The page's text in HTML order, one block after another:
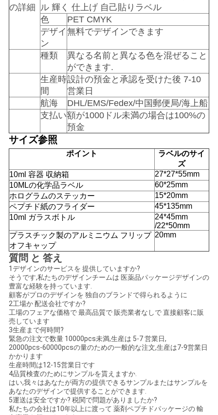
の詳細
ル 輝く 仕上げ 自己貼りラベル
色
PET CMYK
デザイ
ン
無料でデザインできます
種類
異なる名前と異なる色を混ぜること
ができます.
生産時
間
設計の預金と承認を受けた後 7-10
営業日
航海
DHL/EMS/Fedex/中国郵便局/海上船
支払い額が1000ドル未満の場合は100%の
預金
サイズ参照
ポイント
ラベルのサイ
ズ
10ml 容器 収納箱
27*27*55mm
10MLの化学品ラベル
60*25mm
ホログラムのステッカー
15*20mm
ペプチド紙のフライダー
45*135mm
10ml ガラスボトル
24*45mm
/22*50mm
プラスチック製のアルミニウム フリップ
オフキャップ
20mm
質問 と 答え
1デザインのサービスを 提供していますか?
そうです,私たちのデザインチームは 医薬品パッケージデザインの
豊富な経験を持っています.
顧客がプロのデザインを 独自のブランドで得られるように
2工場か 配送会社ですか?
工場のフェアな価格で 最高品質で 販売業者なしで 直接顧客に販
売しています
3生産まで何時間?
緊急の注文で数量 10000pcs未満,生産は 5-7 営業日,
20000pcs-60000pcsの量のための一般的な注文,生産は7-9営業日
かかります
生産時間は12-15営業日です
4品質検査のためにサンプルを貰えますか.
はい,我々はあなたが両方の提供できるサンプルまたはサンプルを
あなたのデザインで提供することができます.
5運送は安全ですか? 税関で問題がありましたか?
私たちの会社は10年以上に渡って 薬剤ペプチドパッケージの 輸